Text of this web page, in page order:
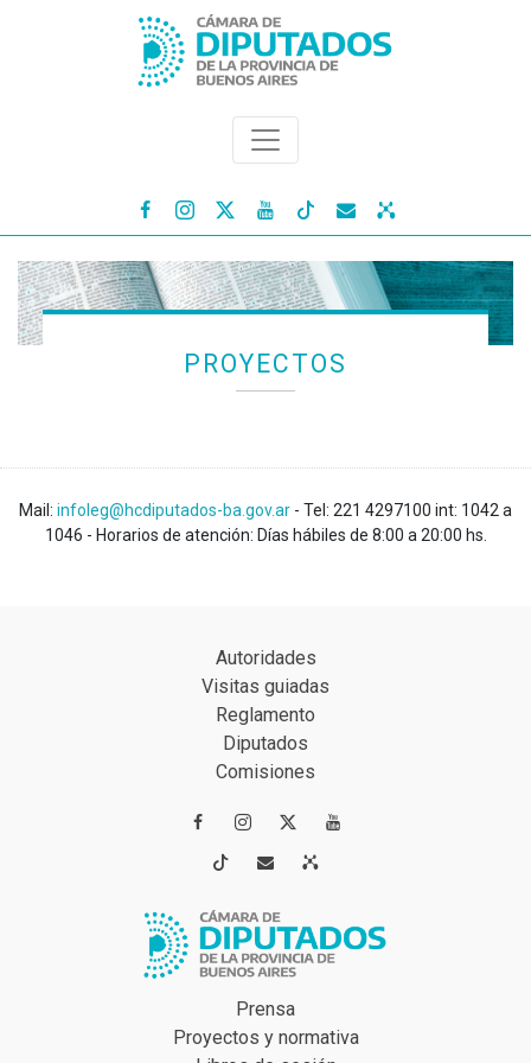
   
PROYECTOS
Mail: infoleg@hcdiputados-ba.gov.ar - Tel: 221 4297100 int: 1042 a
1046 - Horarios de atención: Días hábiles de 8:00 a 20:00 hs.
Autoridades
Visitas guiadas
Reglamento
Diputados
Comisiones
 
 
Prensa
Proyectos y normativa